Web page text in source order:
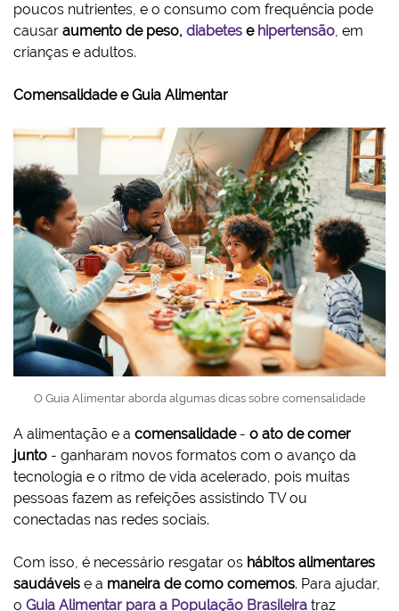
poucos nutrientes, e o consumo com frequência pode
causar aumento de peso, diabetes e hipertensão, em
crianças e adultos.
Comensalidade e Guia Alimentar
O Guia Alimentar aborda algumas dicas sobre comensalidade
A alimentação e a comensalidade- o ato de comer
junto - ganharam novos formatos com o avanço da
tecnologia e o ritmo de vida acelerado, pois muitas
pessoas fazem as refeições assistindo TV ou
conectadas nas redes sociais.
Com isso, é necessário resgatar os hábitos alimentares
saudáveis e a maneira de como comemos. Para ajudar,
o Guia Alimentar para a População Brasileira traz